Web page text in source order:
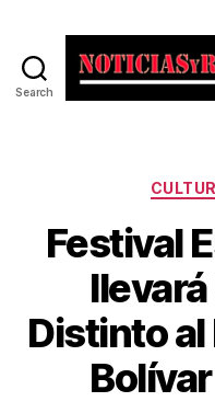
Search
Festival
Distinto al